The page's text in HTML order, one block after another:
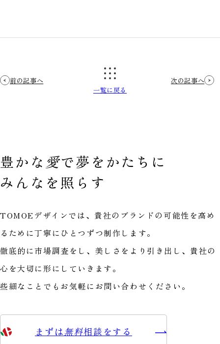
前の記事へ
一覧に戻る
次の記事へ
豊かな 愛で夢をかたちに
みんなを照らす
TOMOEデザインでは、貴社のブランドの可能性を高め
るために丁寧にひとつずつ制作します。
徹底的に市場調査をし、美しさをより引き出し、貴社の
心を大切に形にしていきます。
些細なことでもお気軽にお問い合わせください。
まずは無料相談をする